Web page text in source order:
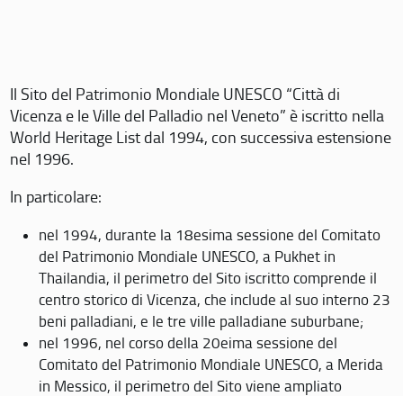
Il Sito del Patrimonio Mondiale UNESCO “Città di
Vicenza e le Ville del Palladio nel Veneto” è iscritto nella
World Heritage List dal 1994, con successiva estensione
nel 1996.
In particolare:
nel 1994, durante la 18esima sessione del Comitato
del Patrimonio Mondiale UNESCO, a Pukhet in
Thailandia, il perimetro del Sito iscritto comprende il
centro storico di Vicenza, che include al suo interno 23
beni palladiani, e le tre ville palladiane suburbane;
nel 1996, nel corso della 20eima sessione del
Comitato del Patrimonio Mondiale UNESCO, a Merida
in Messico, il perimetro del Sito viene ampliato